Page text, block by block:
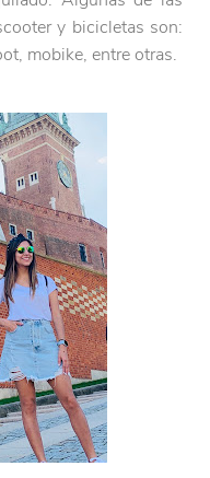
y bicicletas son:
mobike, entre otras.